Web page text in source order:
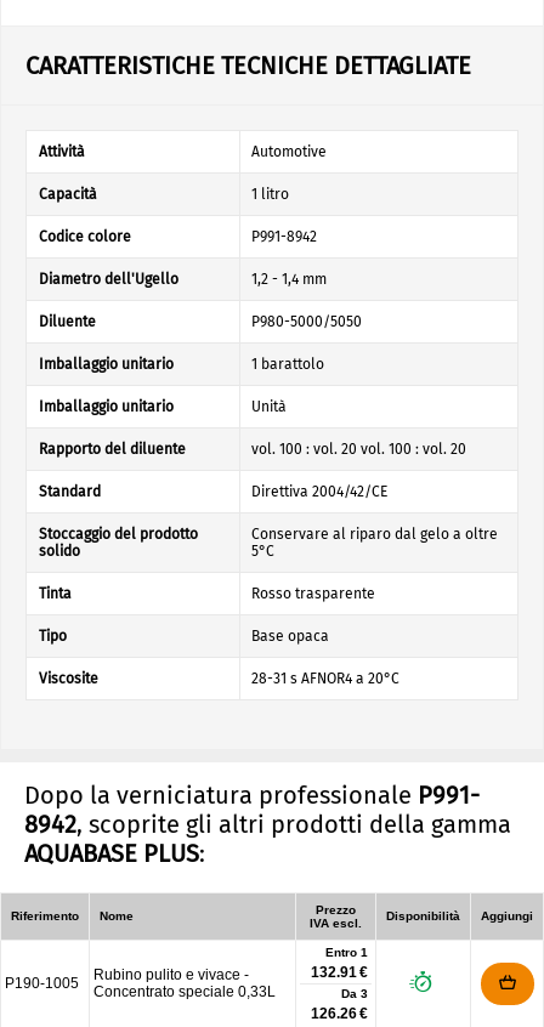
CARATTERISTICHE TECNICHE DETTAGLIATE
Attività Automotive
Capacità 1 litro
Codice colore P991-8942
Diametro dell'Ugello 1,2 - 1,4 mm
Diluente P980-5000/5050
Imballaggio unitario 1 barattolo
Imballaggio unitario Unità
Rapporto del diluente vol. 100 : vol. 20 vol. 100 : vol. 20
Standard Direttiva 2004/42/CE
Stoccaggio del prodotto
solido
Conservare al riparo dal gelo a oltre
5°C
Tinta Rosso trasparente
Tipo Base opaca
Viscosite 28-31 s AFNOR4 a 20°C
Dopo la verniciatura professionale P991-
8942, scoprite gli altri prodotti della gamma
AQUABASE PLUS:
Riferimento Nome
Prezzo
IVA escl.
Disponibilità Aggiungi
P190-1005
Rubino pulito e vivace -
Concentrato speciale 0,33L
Entro 1
132.91 €
Da 3
126.26 €